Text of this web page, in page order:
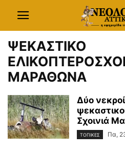
ΨΕΚΑΣΤΙΚΟ
ΜΑΡΑΘΩΝΑ
Δύο
Σχοινιά
ΤΟΠΙΚΕΣ Πα,